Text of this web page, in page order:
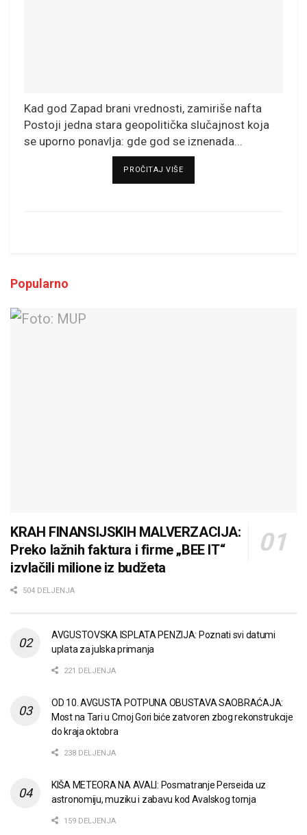
Kad god Zapad brani vrednosti, zamiriše nafta
Postoji jedna stara geopolitička slučajnost koja
se uporno ponavlja: gde god se iznenada...
PROČITAJ VIŠEDETAILS
Popularno
KRAH FINANSIJSKIH MALVERZACIJA:
Preko lažnih faktura i firme „BEE IT“
izvlačili milione iz budžeta
504 DELJENJA
AVGUSTOVSKA ISPLATA PENZIJA: Poznati svi datumi
uplata za julska primanja
221 DELJENJA
OD 10. AVGUSTA POTPUNA OBUSTAVA SAOBRAĆAJA:
Most na Tari u Crnoj Gori biće zatvoren zbog rekonstrukcije
do kraja oktobra
238 DELJENJA
KIŠA METEORA NA AVALI: Posmatranje Perseida uz
astronomiju, muziku i zabavu kod Avalskog tornja
159 DELJENJA